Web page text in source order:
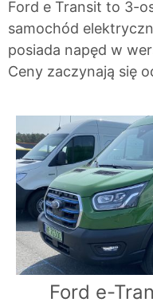
Ford e Transit to 3-
samochód
posiada napęd w
Ceny zaczynają się
Ford e-